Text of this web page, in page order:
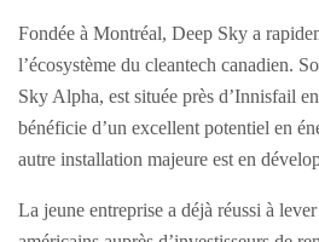
Fondée à Montréal, Deep Sky a
l’écosystème du cleantech canadien.
Sky Alpha, est située près d’Innisfail
bénéficie d’un excellent potentiel en
autre installation majeure est en
La jeune entreprise a déjà réussi à